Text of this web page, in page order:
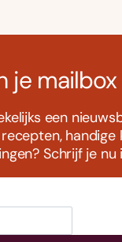
je mailbox
een
handige
Schrijf je nu